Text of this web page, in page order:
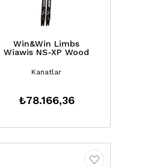
Win&Win Limbs
Wiawis NS-XP Wood
Kanatlar
₺78.166,36